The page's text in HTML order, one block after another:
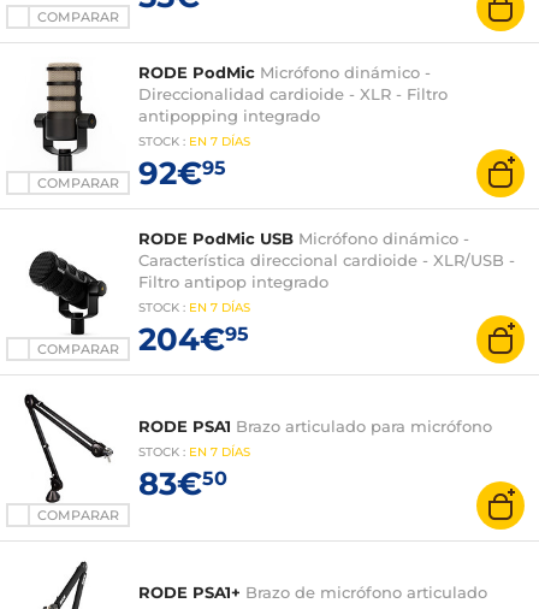
COMPARAR
COMPARAR
RODE PodMic Micrófono dinámico -
Direccionalidad cardioide - XLR - Filtro
antipopping integrado
STOCK : EN 7 DÍAS
92€95
COMPARAR
RODE PodMic USB Micrófono dinámico -
Característica direccional cardioide - XLR/USB -
Filtro antipop integrado
STOCK : EN 7 DÍAS
204€95
COMPARAR
RODE PSA1 Brazo articulado para micrófono
STOCK : EN 7 DÍAS
83€50
RODE PSA1+ Brazo de micrófono articulado